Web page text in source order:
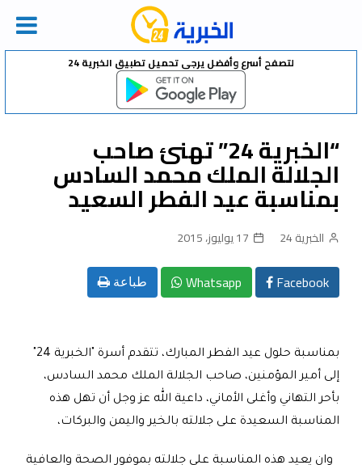
Skip
لتصفح أسرع وأفضل يرجى تحميل تطبيق الخبرية 24
“الخبرية 24” تهنئ صاحب
الجلالة الملك محمد السادس
بمناسبة عيد الفطر السعيد
الخبرية 24 17 يوليوز، 2015
Facebook
Whatsapp طباعة
إلى أمير المؤمنين، صاحب الجلالة الملك محمد السادس،
بأحر التهاني وأغلى الأماني، داعية الله عز وجل أن تهل هذه
المناسبة السعيدة على جلالته بالخير واليمن والبركات،
وان يعيد هذه المناسبة على جلالته بموفور الصحة والعافية